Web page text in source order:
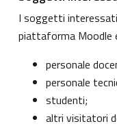
I soggetti
piattaforma Moodle
personale
personale
studenti;
altri visitatori